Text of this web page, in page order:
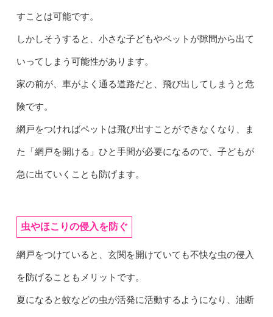
すことは可能です。
しかしそうすると、小さな子どもやペットが隙間から出て
いってしまう可能性があります。
家の前が、車がよく通る道路だと、飛び出してしまうと危
険です。
網戸をつければペットは飛び出すことができなくなり、ま
た「網戸を開ける」ひと手間が必要になるので、子どもが
急に出ていくことも防げます。
虫やほこりの侵入を防ぐ
網戸をつけていると、玄関を開けていても不快な虫の侵入
を防げることもメリットです。
夏になると蚊などの虫が活発に活動するようになり、油断